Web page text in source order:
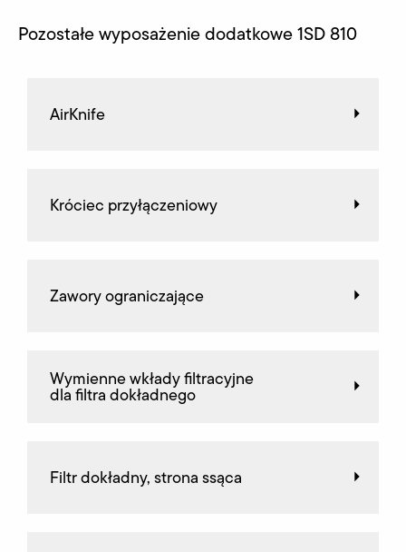
Pozostałe wyposażenie dodatkowe 1SD 810
AirKnife
Króciec przyłączeniowy
Zawory ograniczające
Wymienne wkłady filtracyjne
dla filtra dokładnego
Filtr dokładny, strona ssąca